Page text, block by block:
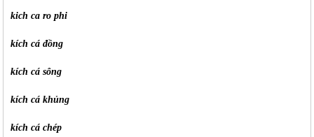
kich ca ro phi
kích cá đồng
kích cá sông
kích cá khủng
kích cá chép